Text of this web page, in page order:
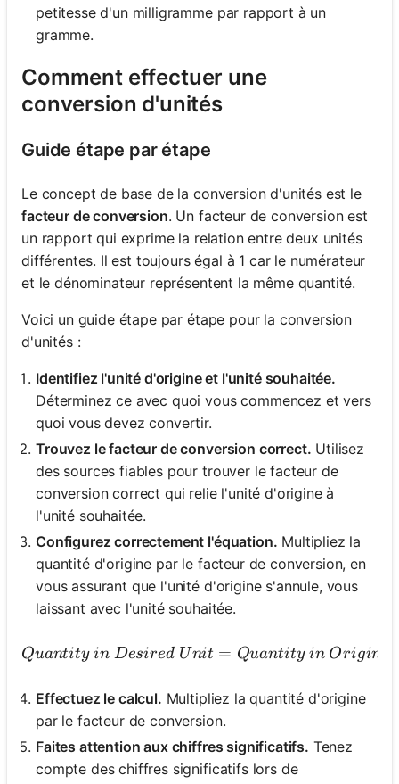
petitesse d'un milligramme par rapport à un
gramme.
Comment effectuer une
conversion d'unités
Guide étape par étape
Le concept de base de la conversion d'unités est le
facteur de conversion. Un facteur de conversion est
un rapport qui exprime la relation entre deux unités
différentes. Il est toujours égal à 1 car le numérateur
et le dénominateur représentent la même quantité.
Voici un guide étape par étape pour la conversion
d'unités :
Identifiez l'unité d'origine et l'unité souhaitée.
Déterminez ce avec quoi vous commencez et vers
quoi vous devez convertir.
Trouvez le facteur de conversion correct. Utilisez
des sources fiables pour trouver le facteur de
conversion correct qui relie l'unité d'origine à
l'unité souhaitée.
Configurez correctement l'équation. Multipliez la
quantité d'origine par le facteur de conversion, en
vous assurant que l'unité d'origine s'annule, vous
laissant avec l'unité souhaitée.
Quantity in Desired Unit = Quantity in Origina
Effectuez le calcul. Multipliez la quantité d'origine
par le facteur de conversion.
Faites attention aux chiffres significatifs. Tenez
compte des chiffres significatifs lors de